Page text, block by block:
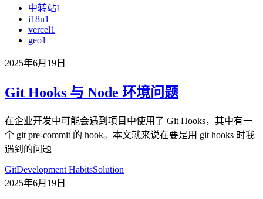
中转站1
i18n1
vercel1
geo1
2025年6月19日
Git Hooks 与 Node 环境问题
在企业开发中可能会遇到项目中使用了 Git Hooks，其中有一
个 git pre-commit 的 hook。本文就来说在要是用 git hooks 时我
遇到的问题
GitDevelopment HabitsSolution
2025年6月19日